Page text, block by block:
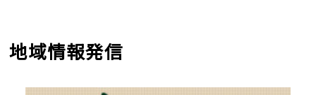
地域情報発信